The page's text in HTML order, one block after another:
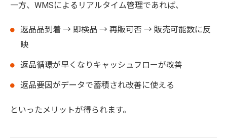
一方、WMSによるリアルタイム管理であれば、
返品品到着 → 即検品 → 再販可否 → 販売可能数に反
映
返品循環が早くなりキャッシュフローが改善
返品要因がデータで蓄積され改善に使える
といったメリットが得られます。